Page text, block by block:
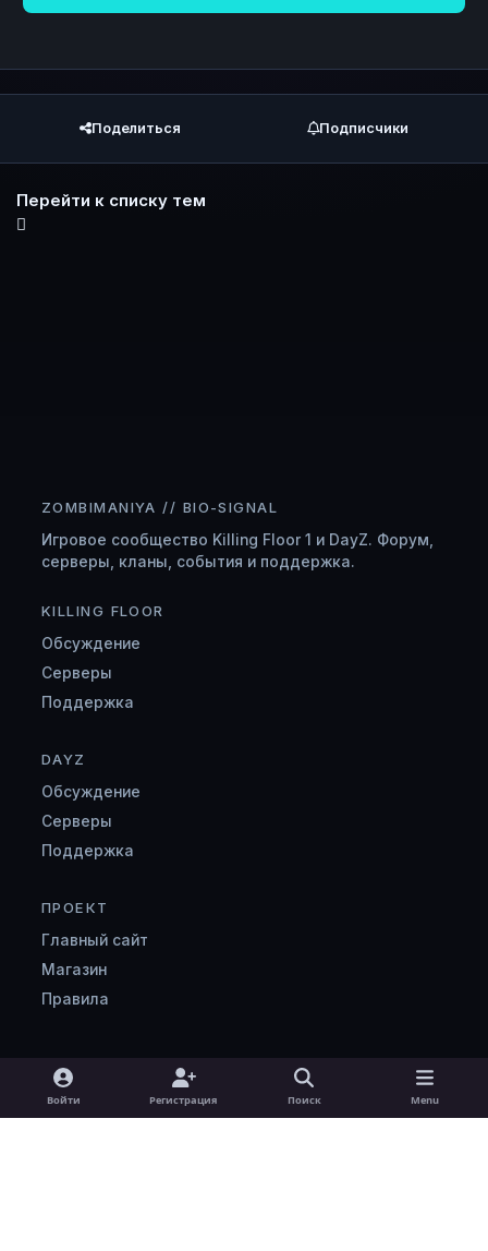
Поделиться Подписчики
Перейти к списку тем
ZOMBIMANIYA // BIO-SIGNAL
Игровое сообщество Killing Floor 1 и DayZ. Форум,
серверы, кланы, события и поддержка.
KILLING FLOOR
Обсуждение
Серверы
Поддержка
DAYZ
Обсуждение
Серверы
Поддержка
ПРОЕКТ
Главный сайт
Магазин
Правила
Light ModeDark ModeSystem Preference
v
k
Войти Регистрация Поиск Menu